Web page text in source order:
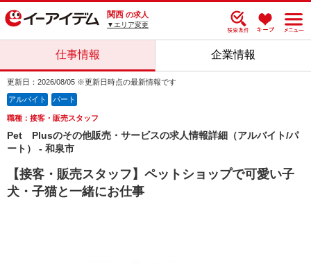
関西 の求人
▼エリア変更
仕事情報 企業情報
更新日：2026/08/05 ※更新日時点の最新情報です
アルバイト パート
職種：接客・販売スタッフ
Pet Plusのその他販売・サービスの求人情報詳細（アルバイト/パ
ート） - 和泉市
【接客・販売スタッフ】ペットショップで可愛い子
犬・子猫と一緒にお仕事